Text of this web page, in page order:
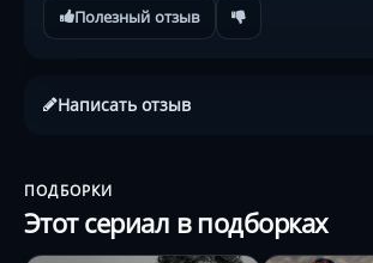
Полезный отзыв
Написать отзыв
ПОДБОРКИ
Этот сериал в подборках